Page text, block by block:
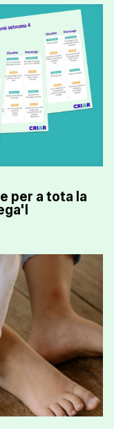
per a tota la